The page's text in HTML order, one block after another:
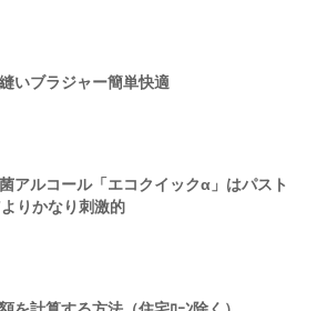
いブラジャー簡単快適
アルコール「エコクイックα」はパスト
りかなり刺激的